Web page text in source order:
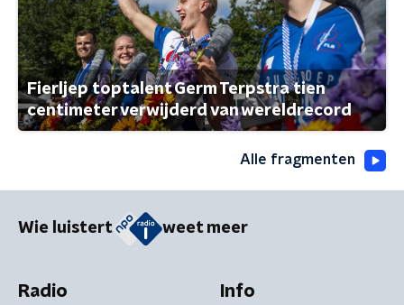
Fierljep toptalent Germ Terpstra tien
centimeter verwijderd van wereldrecord
Alle fragmenten
Wie luistert weet meer
Radio Info